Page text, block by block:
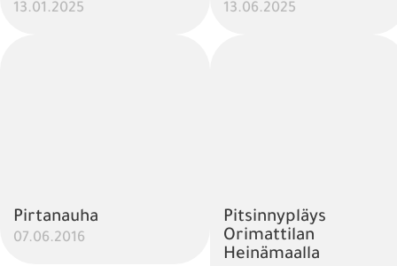
13.01.2025 13.06.2025
Pirtanauha
07.06.2016
Pitsinnypläys
Orimattilan
Heinämaalla